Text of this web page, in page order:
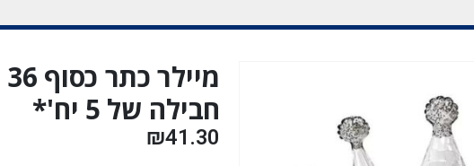
חבילה של 5 יח'*
₪41.30